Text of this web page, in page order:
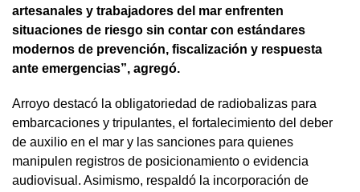
artesanales y trabajadores del mar enfrenten
situaciones de riesgo sin contar con estándares
modernos de prevención, fiscalización y respuesta
ante emergencias”, agregó.
Arroyo destacó la obligatoriedad de radiobalizas para
embarcaciones y tripulantes, el fortalecimiento del deber
de auxilio en el mar y las sanciones para quienes
manipulen registros de posicionamiento o evidencia
audiovisual. Asimismo, respaldó la incorporación de